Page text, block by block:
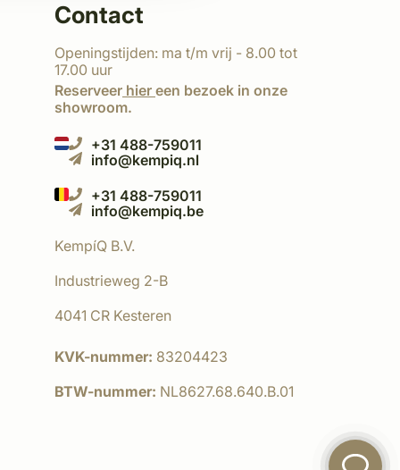
Contact
Openingstijden: ma t/m vrij - 8.00 tot
17.00 uur
Reserveer hier een bezoek in onze
showroom.
+31 488-759011
info@kempiq.nl
+31 488-759011
info@kempiq.be
KempíQ B.V.
Industrieweg 2-B
4041 CR Kesteren
KVK-nummer: 83204423
BTW-nummer: NL8627.68.640.B.01